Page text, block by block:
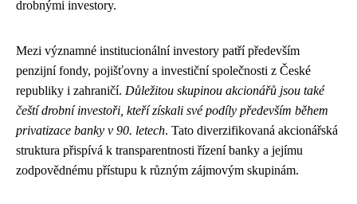
drobnými investory.
Mezi významné institucionální investory patří především
penzijní fondy, pojišťovny a investiční společnosti z České
republiky i zahraničí. Důležitou skupinou akcionářů jsou také
čeští drobní investoři, kteří získali své podíly především během
privatizace banky v 90. letech. Tato diverzifikovaná akcionářská
struktura přispívá k transparentnosti řízení banky a jejímu
zodpovědnému přístupu k různým zájmovým skupinám.